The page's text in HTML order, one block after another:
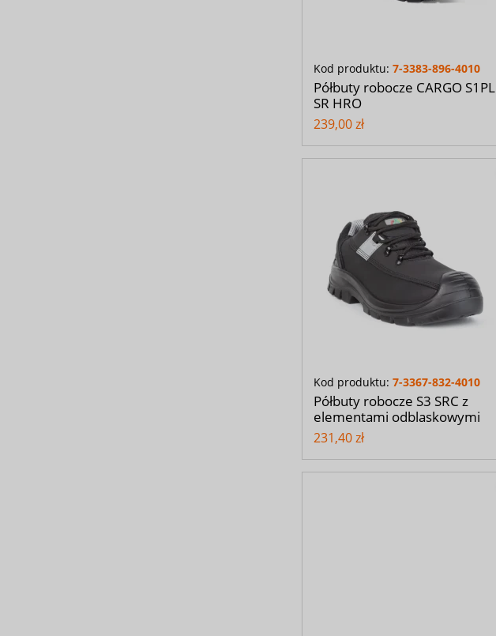
Kod produktu: 7-3383-896-4010
Półbuty robocze CARGO S1PL
SR HRO
239,00 zł
Kod produktu: 7-3367-832-4010
Półbuty robocze S3 SRC z
elementami odblaskowymi
231,40 zł